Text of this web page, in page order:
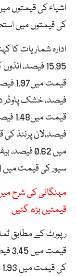
کی قیمتوں میں
ادارہ شماریات کا
سیور کی قیمت میں 0.31 فیصد اضافہ ہوا۔
قیمتیں بڑھ گئیں